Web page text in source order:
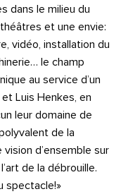
dans le milieu du
et une envie:
vidéo, installation du
le champ
au service d’un
Luis Henkes, en
leur domaine de
de la
d’ensemble sur
de la débrouille.
spectacle!»